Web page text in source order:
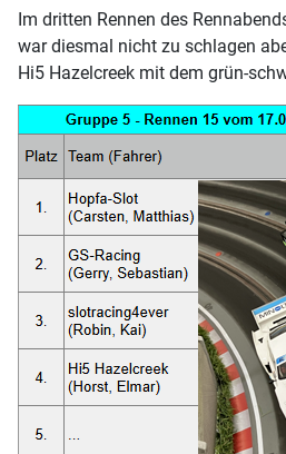
Im dritten Rennen des
war diesmal nicht zu schlagen
Hi5 Hazelcreek mit dem grün-